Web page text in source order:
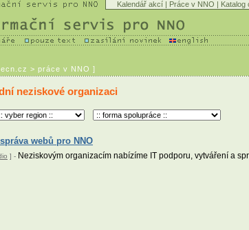
Kalendář akcí | Práce v NNO | Katalog
> práce v NNO ]
neziskové organizaci
webů pro NNO
] - Neziskovým organizacím nabízíme IT podporu, vytváření a